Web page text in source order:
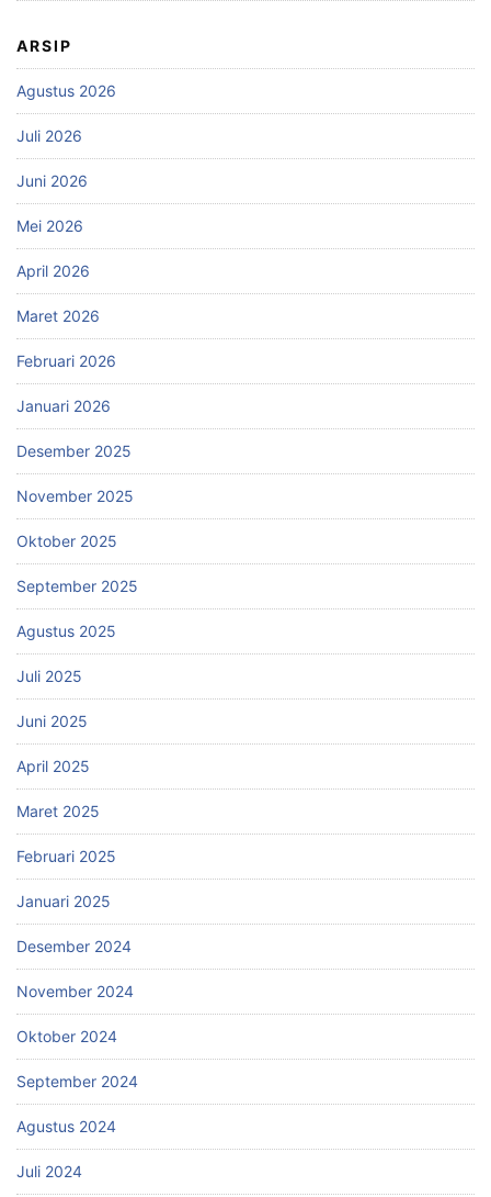
ARSIP
Agustus 2026
Juli 2026
Juni 2026
Mei 2026
April 2026
Maret 2026
Februari 2026
Januari 2026
Desember 2025
November 2025
Oktober 2025
September 2025
Agustus 2025
Juli 2025
Juni 2025
April 2025
Maret 2025
Februari 2025
Januari 2025
Desember 2024
November 2024
Oktober 2024
September 2024
Agustus 2024
Juli 2024